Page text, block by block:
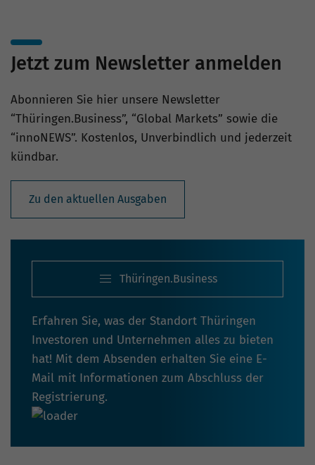
Jetzt zum Newsletter anmelden
Abonnieren Sie hier unsere Newsletter
“Thüringen.Business”, “Global Markets” sowie die
“innoNEWS”. Kostenlos, Unverbindlich und jederzeit
kündbar.
Zu den aktuellen Ausgaben
Thüringen.Business
Erfahren Sie, was der Standort Thüringen
Investoren und Unternehmen alles zu bieten
hat! Mit dem Absenden erhalten Sie eine E-
Mail mit Informationen zum Abschluss der
Registrierung.